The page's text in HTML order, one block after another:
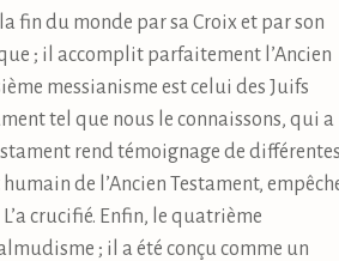
fin du monde par sa Croix et par son
; il accomplit parfaitement l’Ancien
messianisme est celui des Juifs
tel que nous le connaissons, qui a
rend témoignage de
de l’Ancien Testament,
crucifié. Enfin, le quatrième
; il a été conçu comme un